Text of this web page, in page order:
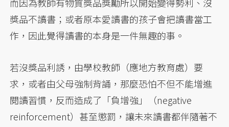
獎品不讀書；或者原本愛讀書的孩子會把讀書當工
作，因此覺得讀書的本身是一件無趣的事。
若沒獎品利誘，由學校教師（應地方教育處）要
求，或者由父母強制背誦，那麼恐怕不但不能增進
閱讀習慣，反而造成了「負增強」（negative
reinforcement）甚至懲罰，讓未來讀書都伴隨著不